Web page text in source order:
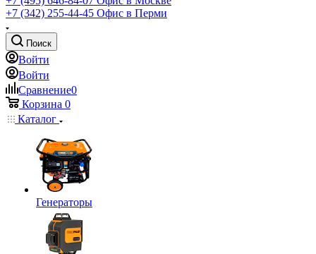
+7 (342) 255-44-45 Офис в Перми
Поиск
Войти
Войти
Сравнение0
Корзина 0
Каталог
Генераторы